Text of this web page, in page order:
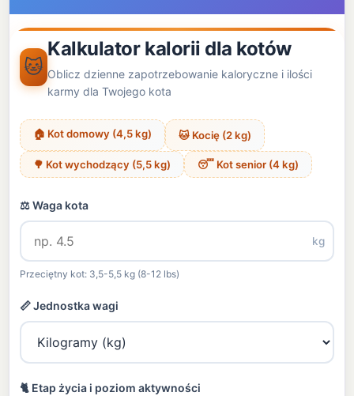
🐱
Kalkulator kalorii dla kotów
Oblicz dzienne zapotrzebowanie kaloryczne i ilości
karmy dla Twojego kota
🏠 Kot domowy (4,5 kg) 🐱 Kocię (2 kg)
🌳 Kot wychodzący (5,5 kg) 😴 Kot senior (4 kg)
⚖ Waga kota
kg
Przeciętny kot: 3,5-5,5 kg (8-12 lbs)
📏 Jednostka wagi
🐈 Etap życia i poziom aktywności